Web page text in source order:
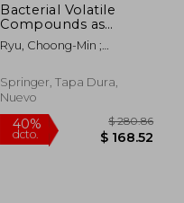
40% $
Bacterial Volatile
Compounds as
Mediators of Airborne
Interactions (en
Ryu, Choong-Min ;
Piechulla, Birgit
Springer, Tapa Dura,
Nuevo